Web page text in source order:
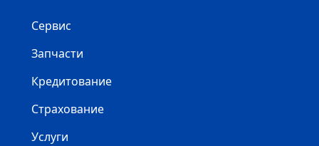
Сервис
Запчасти
Кредитование
Страхование
Услуги